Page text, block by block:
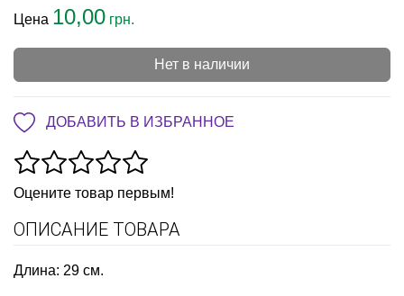
Цена 10,00 грн.
Нет в наличии
ДОБАВИТЬ В ИЗБРАННОЕ
Оцените товар первым!
ОПИСАНИЕ ТОВАРА
Длина: 29 см.